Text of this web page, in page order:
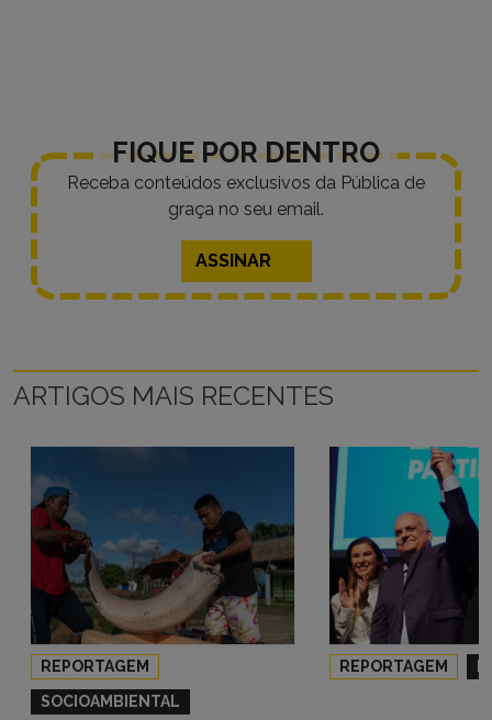
FIQUE POR DENTRO
Receba conteúdos exclusivos da Pública de
graça no seu email.
ASSINAR
ARTIGOS MAIS RECENTES
REPORTAGEM
SOCIOAMBIENTAL
REPORTAGEM